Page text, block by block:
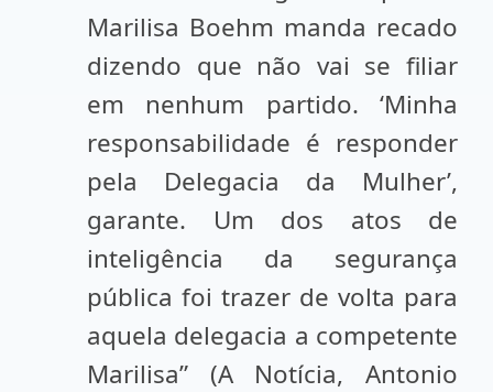
Marilisa Boehm manda recado
dizendo que não vai se filiar
em nenhum partido. ‘Minha
responsabilidade é responder
pela Delegacia da Mulher’,
garante. Um dos atos de
inteligência da segurança
pública foi trazer de volta para
aquela delegacia a competente
Marilisa” (A Notícia, Antonio